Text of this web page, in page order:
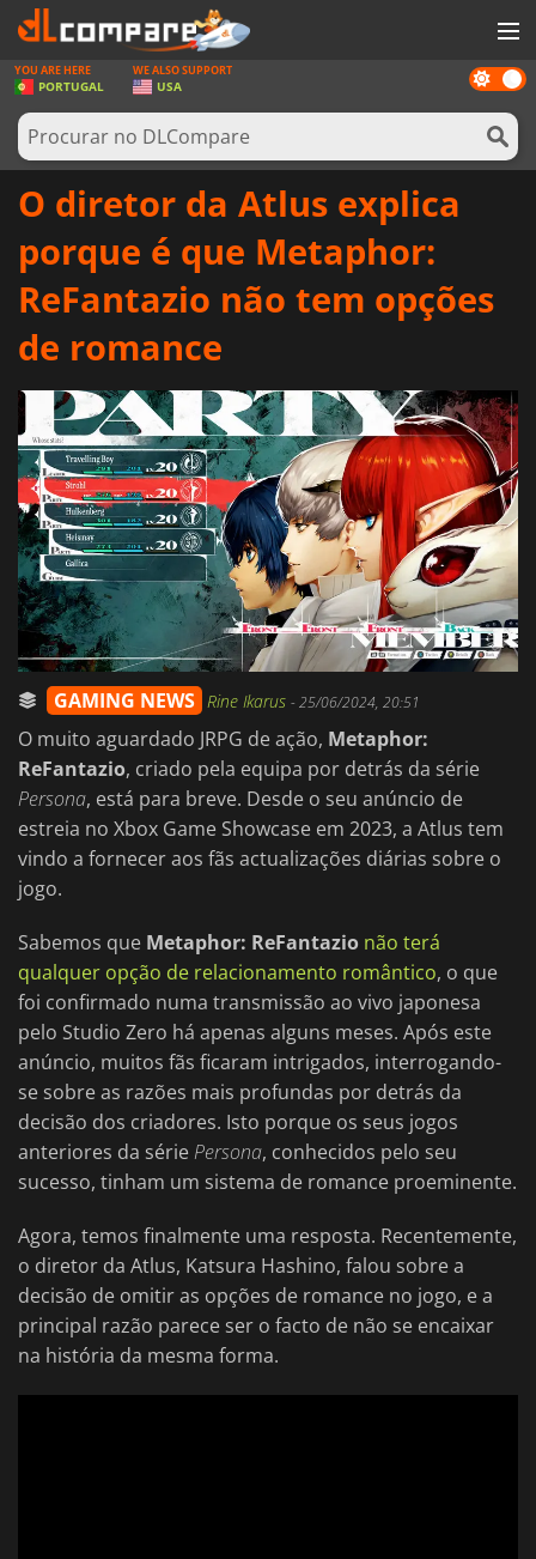
JOGOS
GAME CARDS
SOFTWARE
HARDWARE
Dark
mode
YOU ARE HERE
PORTUGAL
WE ALSO SUPPORT
USA
O diretor da Atlus explica
porque é que Metaphor:
ReFantazio não tem opções
de romance
GAMING NEWS Rine Ikarus -25/06/2024, 20:51
O muito aguardado JRPG de ação, Metaphor:
ReFantazio, criado pela equipa por detrás da série
Persona, está para breve. Desde o seu anúncio de
estreia no Xbox Game Showcase em 2023, a Atlus tem
vindo a fornecer aos fãs actualizações diárias sobre o
jogo.
Sabemos que Metaphor: ReFantazio não terá
qualquer opção de relacionamento romântico, o que
foi confirmado numa transmissão ao vivo japonesa
pelo Studio Zero há apenas alguns meses. Após este
anúncio, muitos fãs ficaram intrigados, interrogando-
se sobre as razões mais profundas por detrás da
decisão dos criadores. Isto porque os seus jogos
anteriores da sériePersona, conhecidos pelo seu
sucesso, tinham um sistema de romance proeminente.
Agora, temos finalmente uma resposta. Recentemente,
o diretor da Atlus, Katsura Hashino, falou sobre a
decisão de omitir as opções de romance no jogo, e a
principal razão parece ser o facto de não se encaixar
na história da mesma forma.